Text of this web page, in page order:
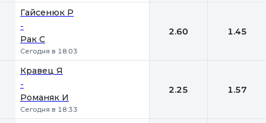
Гайсенюк Р
-
Рак С
Сегодня в 18:03
2.60 1.45
Кравец Я
-
Романяк И
Сегодня в 18:33
2.25 1.57